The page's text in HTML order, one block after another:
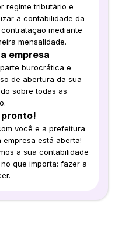
regime tributário e
a contabilidade da
mediante
mensalidade.
empresa
burocrática e
de abertura da sua
sobre todas as
pronto!
você e a prefeitura
está aberta!
a sua contabilidade
que importa: fazer a